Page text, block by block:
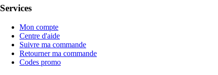
Services
Mon compte
Centre d'aide
Suivre ma commande
Retourner ma commande
Codes promo